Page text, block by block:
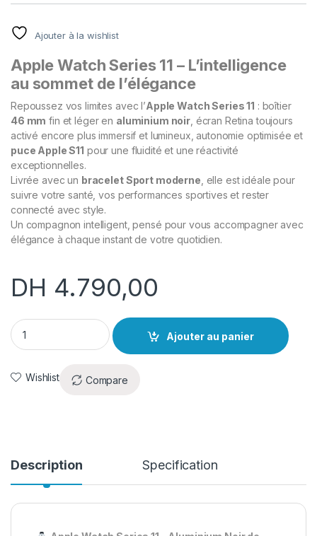
Ajouter à la wishlist
Apple Watch Series 11 – L’intelligence
au sommet de l’élégance
Repoussez vos limites avec l’Apple Watch Series 11 : boîtier
46 mm fin et léger en aluminium noir, écran Retina toujours
activé encore plus immersif et lumineux, autonomie optimisée et
puce Apple S11 pour une fluidité et une réactivité
exceptionnelles.
Livrée avec un bracelet Sport moderne , elle est idéale pour
suivre votre santé, vos performances sportives et rester
connecté avec style.
Un compagnon intelligent, pensé pour vous accompagner avec
élégance à chaque instant de votre quotidien.
DH 4.790,00
Apple Watch series 11 (46mm) Noir Neuf quantity
Ajouter au panier
Wishlist Compare
Description Specification